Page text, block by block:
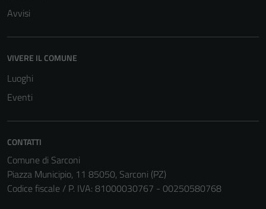
Avvisi
VIVERE IL COMUNE
Luoghi
Eventi
CONTATTI
Comune di Sarconi
Piazza Municipio, 11 85050, Sarconi (PZ)
Codice fiscale / P. IVA: 81000030767 - 00250580768